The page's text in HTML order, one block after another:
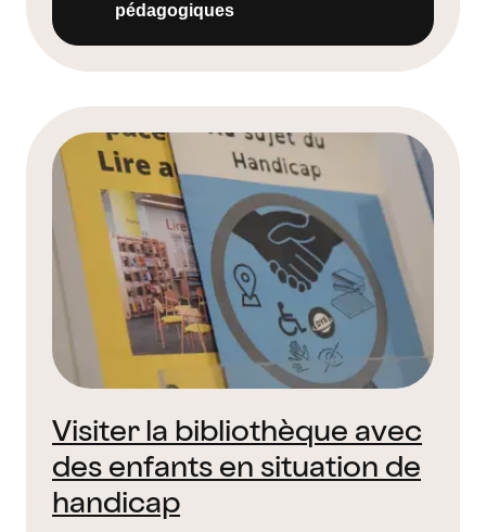
pédagogiques
Visiter la bibliothèque avec
des enfants en situation de
handicap